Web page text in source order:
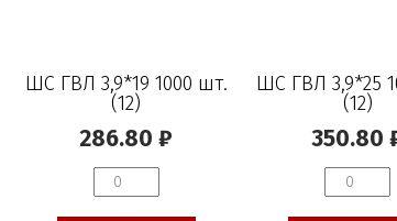
ШС ГВЛ 3,9*19 1000 шт.
(12)
286.80₽
ШС ГВЛ 3,9*25
(12)
350.80